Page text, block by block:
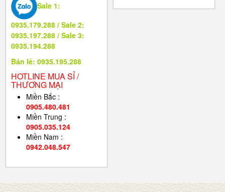
Sale 1:
0935.179.288 / Sale 2:
0935.197.288 / Sale 3:
0935.194.288
Bán lẻ: 0935.195.288
HOTLINE MUA SỈ /
THƯƠNG MẠI
Miền Bắc :
0905.480.481
Miền Trung :
0905.035.124
Miền Nam :
0942.048.547